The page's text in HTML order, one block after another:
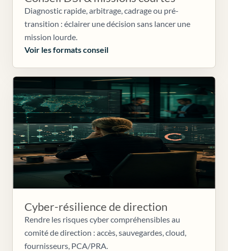
Diagnostic rapide, arbitrage, cadrage ou pré-
transition : éclairer une décision sans lancer une
mission lourde.
Voir les formats conseil
Cyber-résilience de direction
Rendre les risques cyber compréhensibles au
comité de direction : accès, sauvegardes, cloud,
fournisseurs, PCA/PRA.